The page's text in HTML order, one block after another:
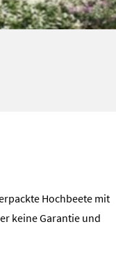
Hochbeete mit
keine Garantie und